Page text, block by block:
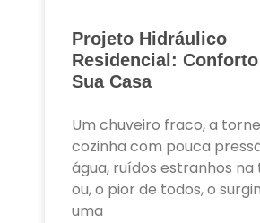
Projeto Hidráulico
Residencial:
Sua Casa
Um chuveiro fraco, a
cozinha com pouca
água, ruídos estranhos na
ou, o pior de todos, o
uma